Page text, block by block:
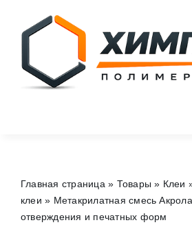
content
Главная страница » Товары » Клеи
клеи » Метакрилатная смесь
отверждения и печатных форм